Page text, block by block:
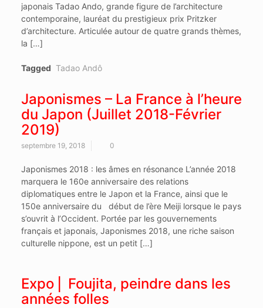
japonais Tadao Ando, grande figure de l’architecture
contemporaine, lauréat du prestigieux prix Pritzker
d’architecture. Articulée autour de quatre grands thèmes,
la […]
Tagged Tadao Andô
Japonismes – La France à l’heure
du Japon (Juillet 2018-Février
2019)
septembre 19, 2018 0
Japonismes 2018 : les âmes en résonance L’année 2018
marquera le 160e anniversaire des relations
diplomatiques entre le Japon et la France, ainsi que le
150e anniversaire du début de l’ère Meiji lorsque le pays
s’ouvrit à l’Occident. Portée par les gouvernements
français et japonais, Japonismes 2018, une riche saison
culturelle nippone, est un petit […]
Expo ⎜ Foujita, peindre dans les
années folles